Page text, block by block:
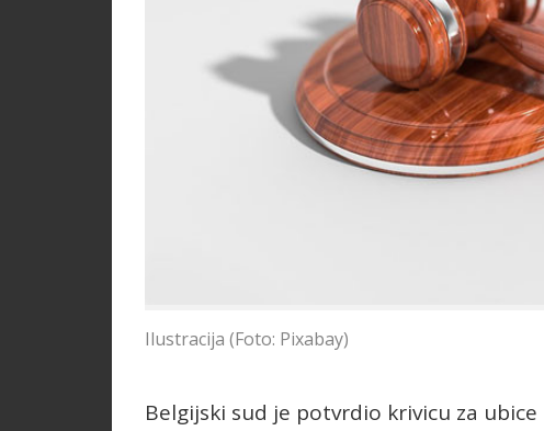
Ilustracija (Foto: Pixabay)
Belgijski sud je potvrdio krivicu za